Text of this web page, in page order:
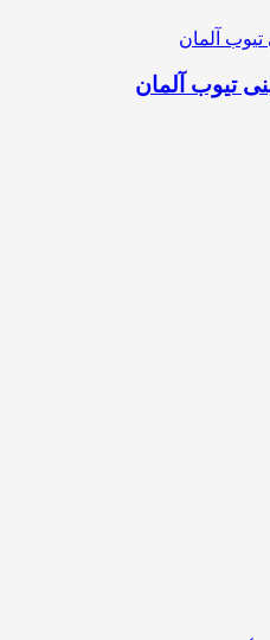
تیوب آلمان